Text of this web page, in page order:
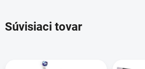
Súvisiaci tovar